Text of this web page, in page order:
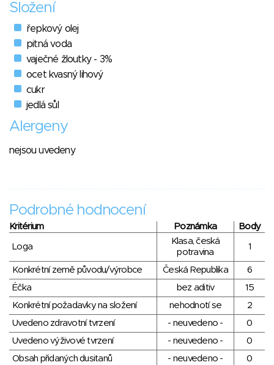
Složení
řepkový olej
pitná voda
vaječné žloutky - 3%
ocet kvasný lihový
cukr
jedlá sůl
Alergeny
nejsou uvedeny
Podrobné hodnocení
Kritérium Poznámka Body
Loga
Klasa, česká
potravina
1
Konkrétní země původu/výrobce Česká Republika
6
Éčka
bez aditiv
15
Konkrétní požadavky na složení
nehodnotí se
2
Uvedeno zdravotní tvrzení
- neuvedeno -
0
Uvedeno výživové tvrzení
- neuvedeno -
0
Obsah přidaných dusitanů
- neuvedeno -
0